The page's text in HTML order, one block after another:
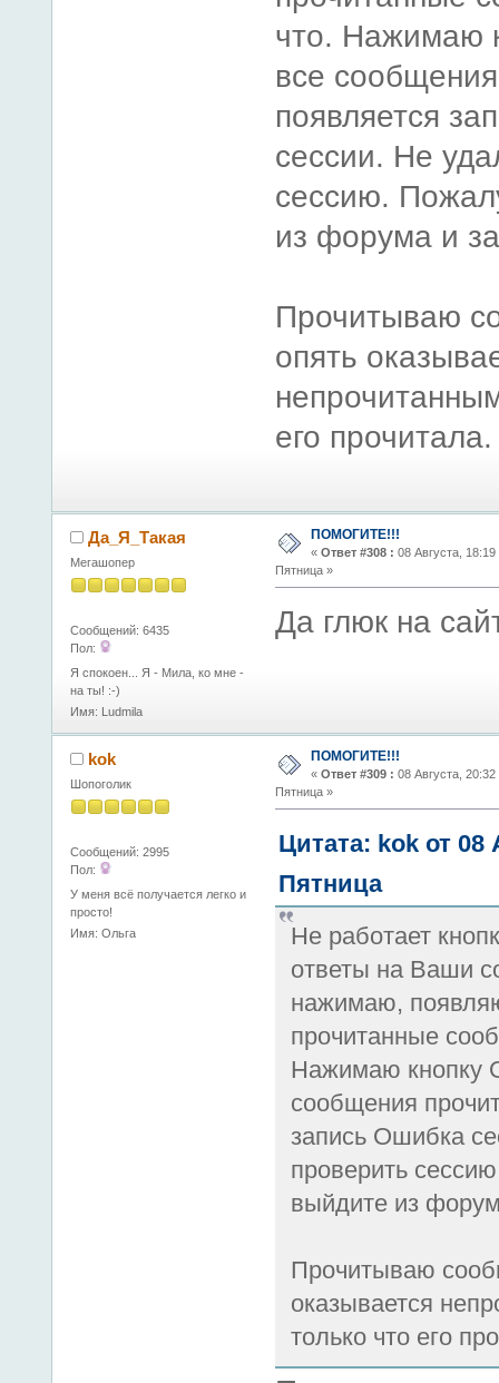
что. Нажимаю
все
появляется
сессии. Не
сессию.
из форума и
Прочитываю
опять
его прочитала.
Да_Я_Такая
Мегашопер
Сообщений: 6435
Пол:
Я спокоен... Я - Мила, ко мне -
на ты! :-)
Имя: Ludmila
ПОМОГИТЕ!!!
« Ответ #308 : 08 Августа, 18:19
Пятница »
Да глюк на
kok
Шопоголик
Сообщений: 2995
Пол:
У меня всё получается легко и
просто!
Имя: Ольга
ПОМОГИТЕ!!!
« Ответ #309 : 08 Августа, 20:32
Пятница »
Цитата: kok от 08
Пятница
Не работает
ответы на Ваши
нажимаю,
прочитанные
Нажимаю кнопку
сообщения
запись Ошибка
проверить
выйдите из
Прочитываю
оказывается
только что его